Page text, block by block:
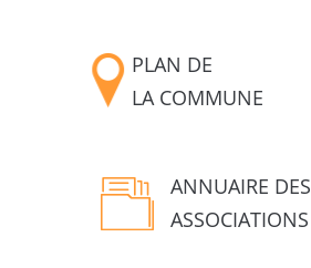
PLAN DE
LA COMMUNE
ANNUAIRE DES
ASSOCIATIONS